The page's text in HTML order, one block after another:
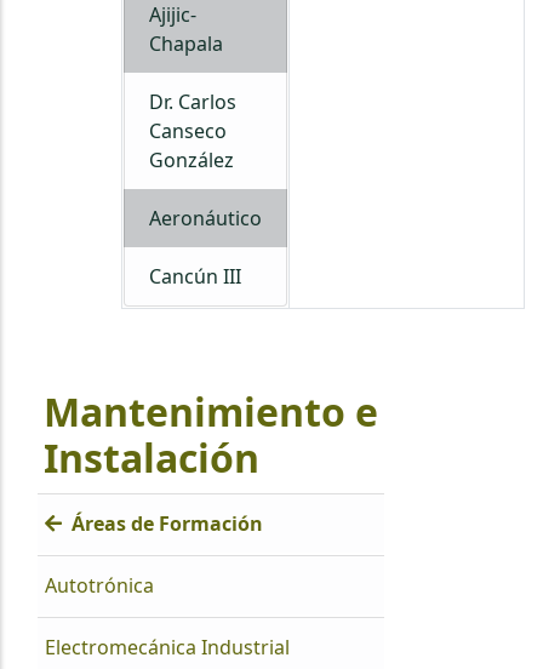
Ajijic-
Chapala
Dr. Carlos
Canseco
González
Aeronáutico
Cancún III
Mantenimiento e
Instalación
Áreas de Formación
Autotrónica
Electromecánica Industrial